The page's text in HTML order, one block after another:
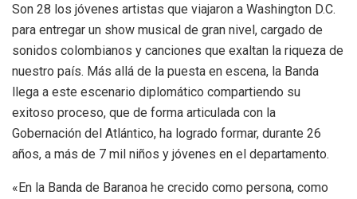
Son 28 los jóvenes artistas que viajaron a Washington D.C.
para entregar un show musical de gran nivel, cargado de
sonidos colombianos y canciones que exaltan la riqueza de
nuestro país. Más allá de la puesta en escena, la Banda
llega a este escenario diplomático compartiendo su
exitoso proceso, que de forma articulada con la
Gobernación del Atlántico, ha logrado formar, durante 26
años, a más de 7 mil niños y jóvenes en el departamento.
«En la Banda de Baranoa he crecido como persona, como